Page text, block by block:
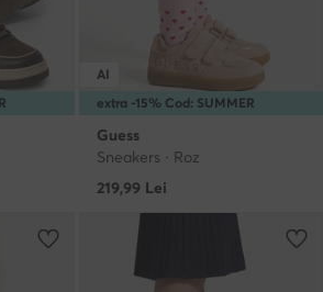
extra -15% Cod: SUMMER
AI
Guess
Sneakers · Roz
219,99 Lei